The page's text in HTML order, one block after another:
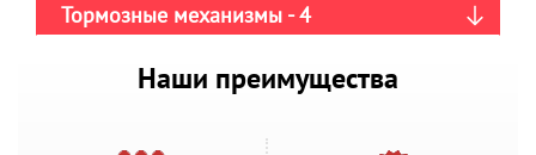
Тормозные механизмы - 4
Наши преимущества